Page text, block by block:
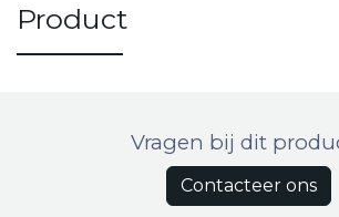
Product
Vragen bij dit
Contacteer ons